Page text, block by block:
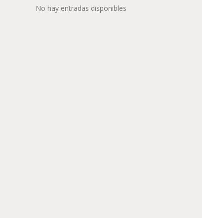
No hay entradas disponibles